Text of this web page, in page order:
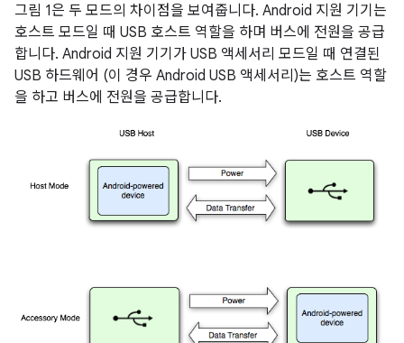
그림 1은 두 모드의 차이점을 보여줍니다. Android 지원 기기는
호스트 모드일 때 USB 호스트 역할을 하며 버스에 전원을 공급
합니다. Android 지원 기기가 USB 액세서리 모드일 때 연결된
USB 하드웨어 (이 경우 Android USB 액세서리)는 호스트 역할
을 하고 버스에 전원을 공급합니다.